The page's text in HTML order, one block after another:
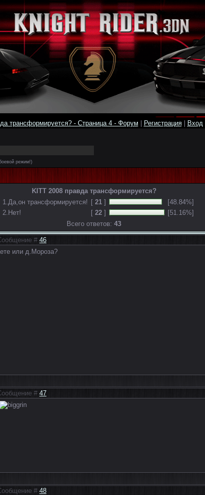
трансформируется? - Страница 4 - Форум Регистрация| Вход|
режим!)
KITT 2008 правда трансформируется?
1.Да,он трансформируется! [ 21 ]
[48.84%]
2.Нет! [ 22 ]
[51.16%]
Всего ответов: 43
# 46
или д.Мороза?
# 47
# 48